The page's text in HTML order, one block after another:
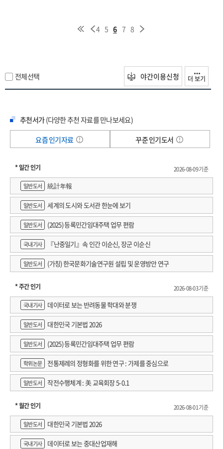
4 5 6 7 8
전체선택 야간이용신청 더 보기
추천서가(다양한 추천 자료를 만나보세요)
요즘 인기자료
꾸준 인기도서
* 일간 인기
2026-08-09 기준
일반도서
統計年報
일반도서 세계의 도시와 도서관 한눈에 보기
일반도서 (2025) 등록민간임대주택 업무 편람
국내기사 『난중일기』속 인간 이순신, 장군 이순신
일반도서 (가칭) 한국문화기술연구원 설립 및 운영방안 연구
* 주간 인기
2026-08-03 기준
국내기사
데이터로 보는 반려동물 학대와 분쟁
일반도서 대한민국 기본법 2026
일반도서 (2025) 등록민간임대주택 업무 편람
학위논문 전통제례의 정형화를 위한 연구 : 가제를 중심으로
일반도서 작전수행체계 : 美 교육회장 5-0.1
* 월간 인기
2026-08-01 기준
일반도서
대한민국 기본법 2026
국내기사 데이터로 보는 중대산업재해